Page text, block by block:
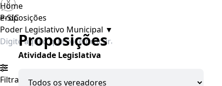
e-SIC
Poder Legislativo Municipal ▼
Filtrar por todos
Home
Proposições
Proposições
Atividade Legislativa